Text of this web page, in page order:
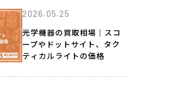
2026.05.25
光学機器の買取相場｜スコ
ープやドットサイト、タク
ティカルライトの価格